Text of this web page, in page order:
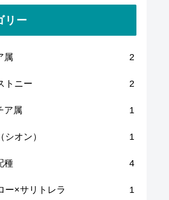
リー
属 2
トニー 2
ア属 1
シオン） 1
種 4
ー×サリトレラ 1